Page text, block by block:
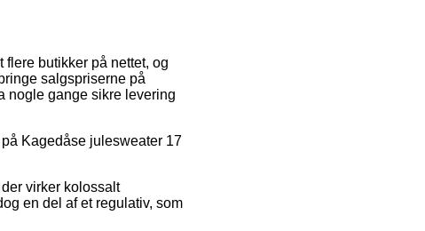
butikker på nettet, og
salgspriserne på
nogle gange sikre levering
Kagedåse julesweater 17
virker kolossalt
en del af et regulativ, som